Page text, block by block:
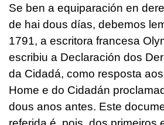
Se ben a equiparación en
de hai dous días, debemos
1791, a escritora francesa
escribiu a Declaración dos
da Cidadá, como resposta
Home e do Cidadán
dous anos antes. Este